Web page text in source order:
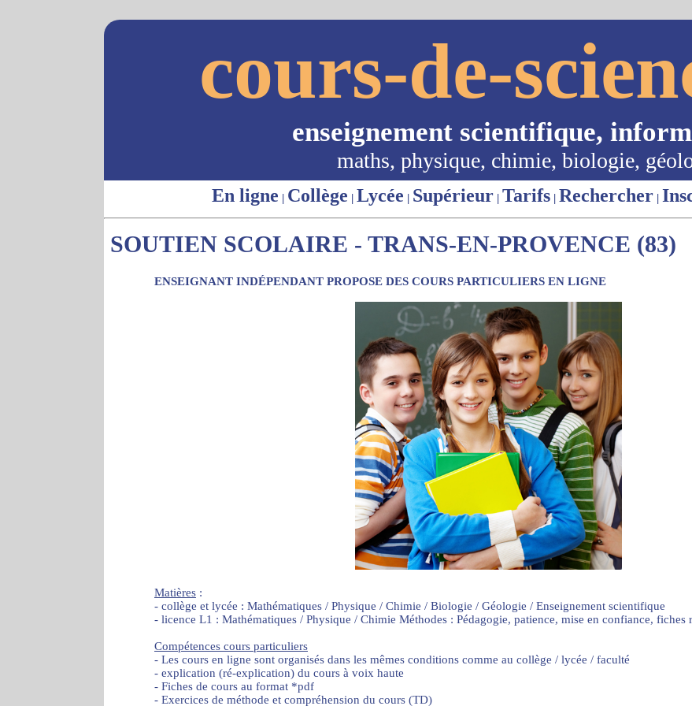
cours-de-
enseignement scientifique,
maths, physique, chimie, biologie,
En ligne | Collège | Lycée | Supérieur | Tarifs | Rechercher |
SOUTIEN SCOLAIRE - TRANS-EN-PROVENCE (83)
ENSEIGNANT INDÉPENDANT PROPOSE DES COURS PARTICULIERS EN LIGNE
Matières :
- collège et lycée : Mathématiques / Physique / Chimie / Biologie / Géologie / Enseignement scientifique
- licence L1 : Mathématiques / Physique / Chimie Méthodes : Pédagogie, patience, mise en confiance, fiches
Compétences cours particuliers
- Les cours en ligne sont organisés dans les mêmes conditions comme au collège / lycée / faculté
- explication (ré-explication) du cours à voix haute
- Fiches de cours au format *pdf
- Exercices de méthode et compréhension du cours (TD)